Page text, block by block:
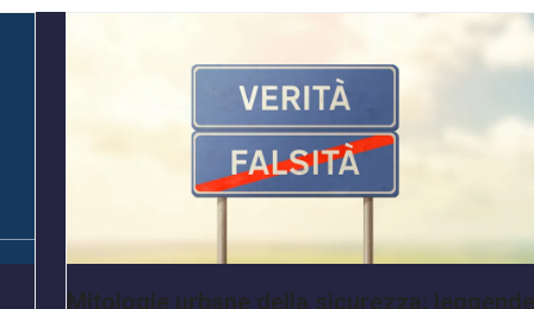
Mitologie urbane della sicurezza: